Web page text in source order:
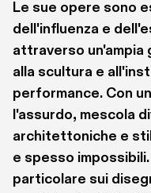
Le sue opere sono
dell'influenza e
attraverso un'ampia
alla scultura e
performance. Con
l'assurdo, mescola
architettoniche e
e spesso
particolare sui